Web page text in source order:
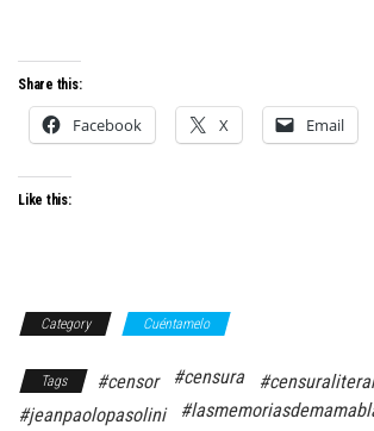
Share this:
Facebook X Email
Like this:
Category Cuéntamelo
Tags #censor #censura
#jeanpaolopasolini